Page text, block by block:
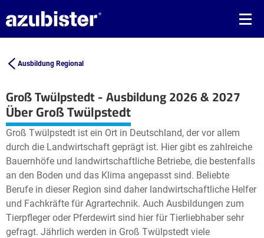
Ausbildung Regional
Groß Twülpstedt - Ausbildung 2026 & 2027
+
−
Leaflet| ©OpenStreetMap2contributors
Über Groß Twülpstedt
Groß Twülpstedt ist ein Ort in Deutschland, der vor allem
durch die Landwirtschaft geprägt ist. Hier gibt es zahlreiche
Bauernhöfe und landwirtschaftliche Betriebe, die bestenfalls
an den Boden und das Klima angepasst sind. Beliebte
Berufe in dieser Region sind daher landwirtschaftliche Helfer
und Fachkräfte für Agrartechnik. Auch Ausbildungen zum
Tierpfleger oder Pferdewirt sind hier für Tierliebhaber sehr
gefragt. Jährlich werden in Groß Twülpstedt viele